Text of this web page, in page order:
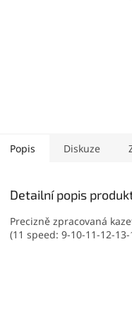
Popis Diskuze
Detailní popis
Precizně zpracovaná
(11 speed: 9-10-11-12-